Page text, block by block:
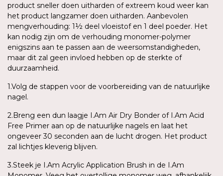
product sneller doen uitharden of extreem koud weer kan
het product langzamer doen uitharden. Aanbevolen
mengverhouding: 1½ deel vloeistof en 1 deel poeder. Het
kan nodig zijn om de verhouding monomer-polymer
enigszins aan te passen aan de weersomstandigheden,
maar dit zal geen invloed hebben op de sterkte of
duurzaamheid.
1.Volg de stappen voor de voorbereiding van de natuurlijke
nagel.
2.Breng een dun laagje I.Am Air Dry Bonder of I.Am Acid
Free Primer aan op de natuurlijke nagels en laat het
ongeveer 30 seconden aan de lucht drogen. Het product
zal lichtjes kleverig blijven.
3.Steek je I.Am Acrylic Application Brush in de I.Am